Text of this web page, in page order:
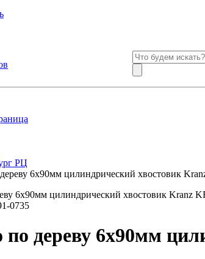
РЦ
6х90мм цилиндрический хвостовик
0735
по дереву 6х90мм